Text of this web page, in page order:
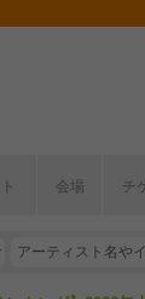
会場 チ
】フェス情報は